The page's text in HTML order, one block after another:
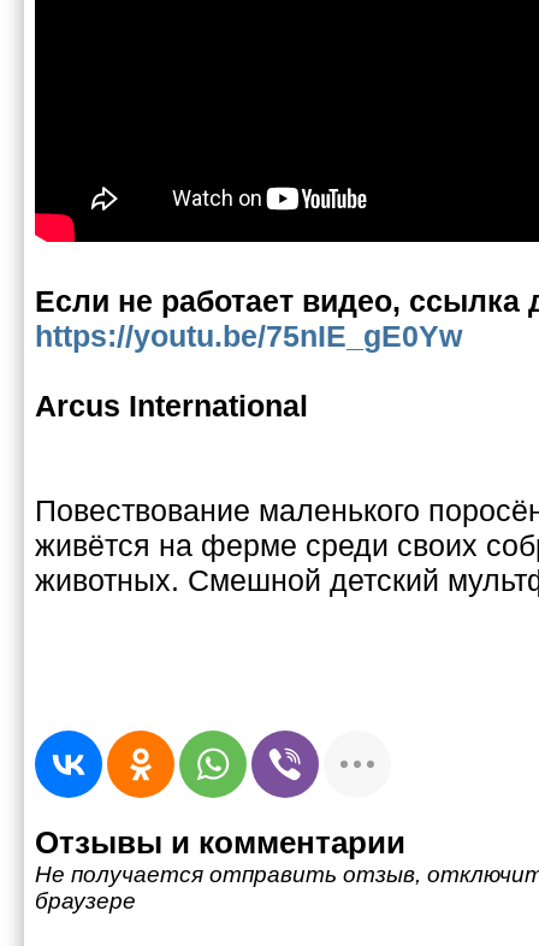
Если не работает видео, ссылка
https://youtu.be/75nIE_gE0Yw
Arcus International
Повествование маленького
живётся на ферме среди своих
животных. Смешной детский
Отзывы и комментарии
Не получается отправить отзыв,
браузере